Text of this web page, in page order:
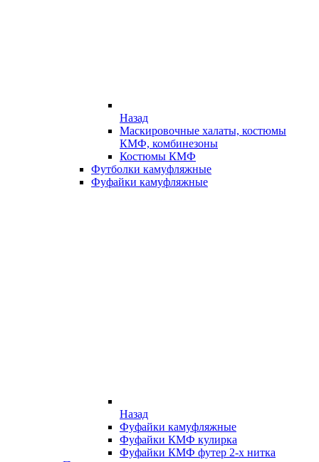
Назад
Маскировочные халаты, костюмы
КМФ, комбинезоны
Костюмы КМФ
Футболки камуфляжные
Фуфайки камуфляжные
Назад
Фуфайки камуфляжные
Фуфайки КМФ кулирка
Фуфайки КМФ футер 2-х нитка